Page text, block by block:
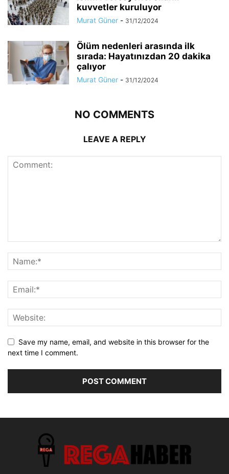
kuvvetler kuruluyor
Murat Güner - 31/12/2024
Ölüm nedenleri arasında ilk
sırada: Hayatınızdan 20 dakika
çalıyor
Murat Güner - 31/12/2024
NO COMMENTS
LEAVE A REPLY
Save my name, email, and website in this browser for the
next time I comment.